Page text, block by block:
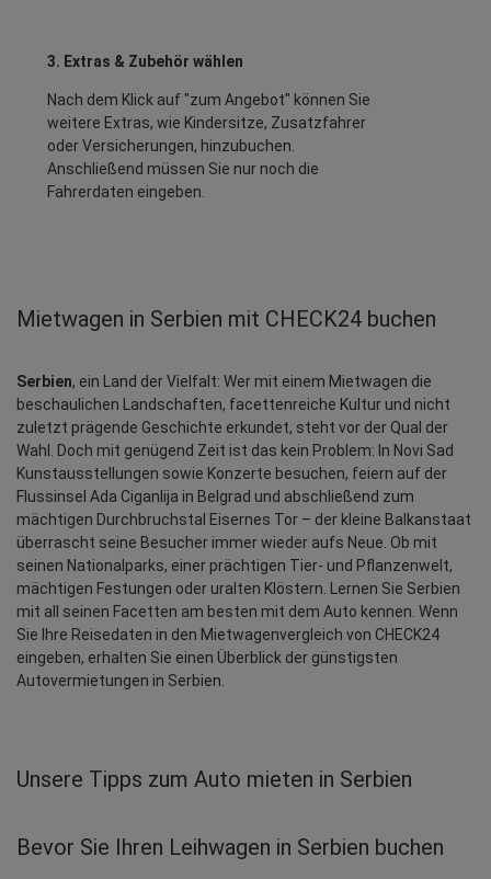
3. Extras & Zubehör wählen
Nach dem Klick auf "zum Angebot" können Sie
weitere Extras, wie Kindersitze, Zusatzfahrer
oder Versicherungen, hinzubuchen.
Anschließend müssen Sie nur noch die
Fahrerdaten eingeben.
Mietwagen in Serbien mit CHECK24 buchen
Serbien, ein Land der Vielfalt: Wer mit einem Mietwagen die
beschaulichen Landschaften, facettenreiche Kultur und nicht
zuletzt prägende Geschichte erkundet, steht vor der Qual der
Wahl. Doch mit genügend Zeit ist das kein Problem: In Novi Sad
Kunstausstellungen sowie Konzerte besuchen, feiern auf der
Flussinsel Ada Ciganlija in Belgrad und abschließend zum
mächtigen Durchbruchstal Eisernes Tor – der kleine Balkanstaat
überrascht seine Besucher immer wieder aufs Neue. Ob mit
seinen Nationalparks, einer prächtigen Tier- und Pflanzenwelt,
mächtigen Festungen oder uralten Klöstern. Lernen Sie Serbien
mit all seinen Facetten am besten mit dem Auto kennen. Wenn
Sie Ihre Reisedaten in den Mietwagenvergleich von CHECK24
eingeben, erhalten Sie einen Überblick der günstigsten
Autovermietungen in Serbien.
Unsere Tipps zum Auto mieten in Serbien
Bevor Sie Ihren Leihwagen in Serbien buchen